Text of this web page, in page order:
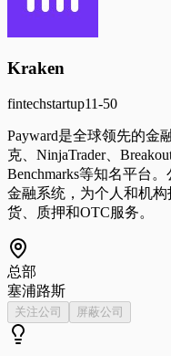
Kraken
fintechstartup11-50
Payward是全球领先的金
克、NinjaTrader、
Benchmarks等知名平台
金融系统，为个人和机
货、质押和OTC服务。
总部
塞浦路斯
关注公司 屏蔽公司